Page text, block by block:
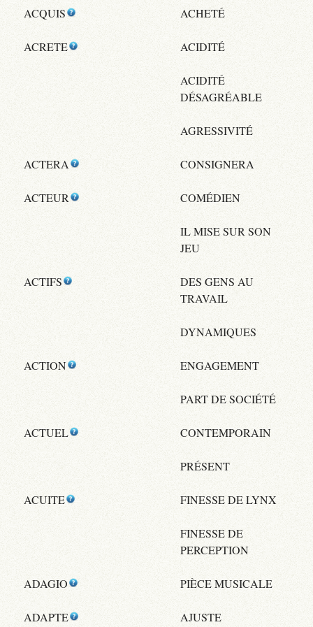
ACQUIS ACHETÉ
ACRETE ACIDITÉ
ACIDITÉ
DÉSAGRÉABLE
AGRESSIVITÉ
ACTERA CONSIGNERA
ACTEUR COMÉDIEN
IL MISE SUR SON
JEU
ACTIFS
DES GENS AU
TRAVAIL
DYNAMIQUES
ACTION ENGAGEMENT
PART DE SOCIÉTÉ
ACTUEL CONTEMPORAIN
PRÉSENT
ACUITE FINESSE DE LYNX
FINESSE DE
PERCEPTION
ADAGIO PIÈCE MUSICALE
ADAPTE AJUSTE